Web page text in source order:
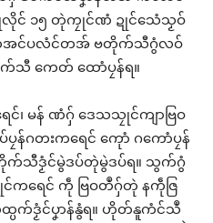
ျူလိုင် ၁၅ တုဲကၠုင်ဏံ ဍုင်သေံသၟဝ်
ပ်တအင်ပလံင်တအ် ဗတိုက်သီဂွံလဝ်
သီ ကေတ် ထောံပၠန်ရ။
၊ မန် ဏံဂှ် ဒေသသၠုင်ကျာဗြဝ
န်ဂတးကရေင် ကေုာံ ဂကောံပၠန်
က်သီဒၟံင်မွဲဒပ်တုဲမွဲဒပ်ရ။ သွက်ဂွံ
င်ကရေင် ကဵု ဗြဝတဳဂှ်တုဲ နကဵုဇြ
က်ဒၟံင်ပၞာန်နွံရ။ ဟိုတ်နူကံင်သဳ